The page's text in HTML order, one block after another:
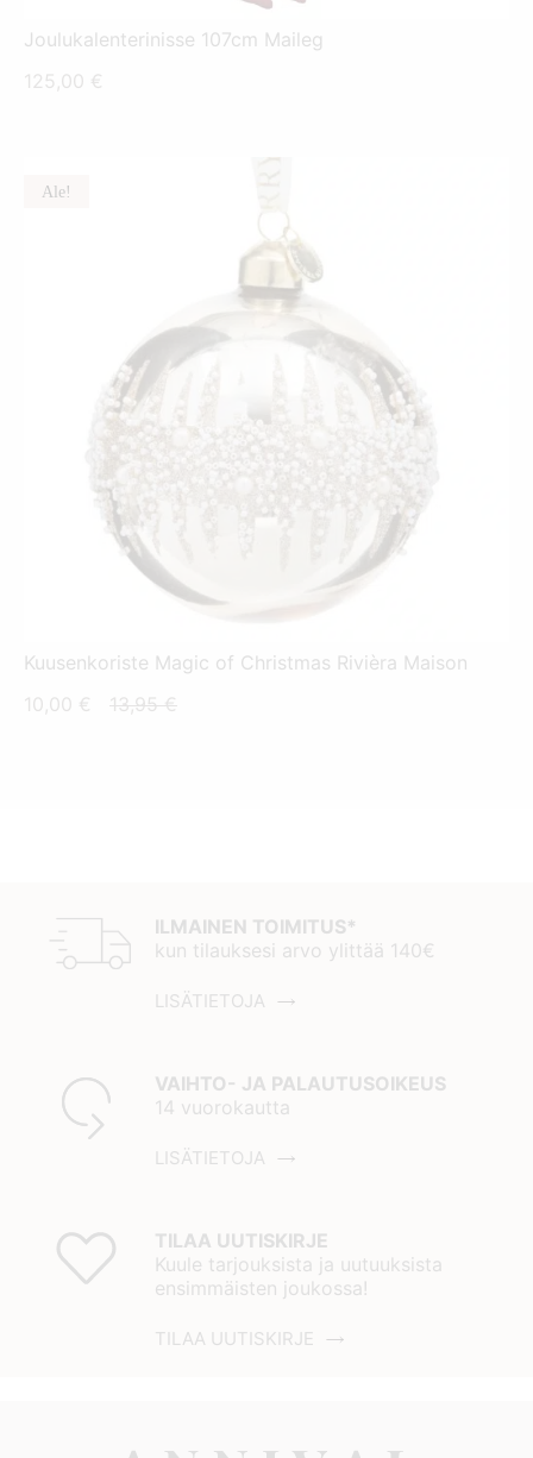
Joulukalenterinisse 107cm Maileg
125,00 €
Ale!
Kuusenkoriste Magic of Christmas Rivièra Maison
10,00 €
Nykyinen
13,95€Alkuperäinen
ILMAINEN TOIMITUS*
kun tilauksesi arvo ylittää 140€
LISÄTIETOJA
VAIHTO- JA PALAUTUSOIKEUS
14 vuorokautta
LISÄTIETOJA
TILAA UUTISKIRJE
Kuule tarjouksista ja uutuuksista
ensimmäisten joukossa!
TILAA UUTISKIRJE